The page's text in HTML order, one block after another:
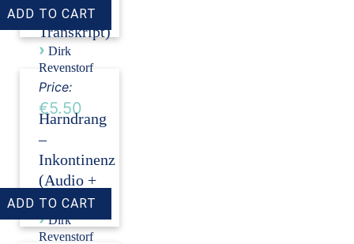
(Audio +
Transkript)
› Dirk
Revenstorf
Price:
€5.50
Harndrang
–
Inkontinenz
(Audio +
Transkript)
› Dirk
Revenstorf